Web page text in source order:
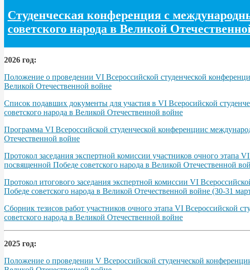
Студенческая конференция с
советского народа в Великой
2026 год:
Положение о проведении VI Всероссийской студенческой
Великой Отечественной войне
Список подавших документы для участия в VI Всеросийской
советского народа в Великой Отечественной войне
Программа VІ Всероссийской студенческой конференциис
Отечественной войне
Протокол заседания экспертной комиссии участников очного
посвященной Победе советского народа в Великой Отечественной
Протокол итогового заседания экспертной комиссии VI
Победе советского народа в Великой Отечественной войне (30-31
Сборник тезисов работ участников очного этапа VІ
советского народа в Великой Отечественной войне
2025 год:
Положение о проведении V Всероссийской студенческой